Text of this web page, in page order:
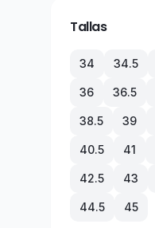
Puma
Rolex
Tallas
34 34.5
36 36.5
38.5 39
40.5 41
42.5 43
44.5 45